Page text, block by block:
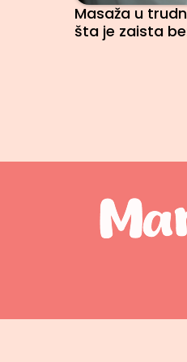
Masaža u
šta je zaista